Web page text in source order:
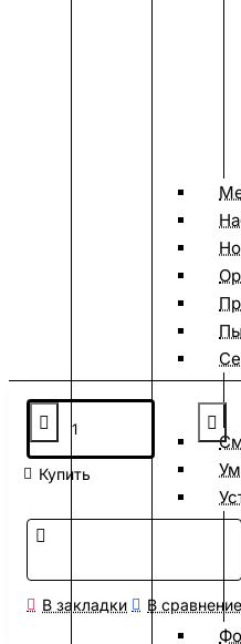
Купить
В закладки В сравнение